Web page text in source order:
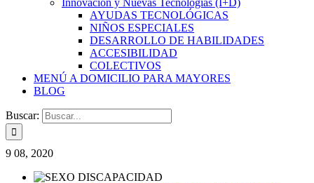
Innovación y Nuevas Tecnologías (I+D)
AYUDAS TECNOLÓGICAS
NIÑOS ESPECIALES
DESARROLLO DE HABILIDADES
ACCESIBILIDAD
COLECTIVOS
MENÚ A DOMICILIO PARA MAYORES
BLOG
Buscar:
9 08, 2020